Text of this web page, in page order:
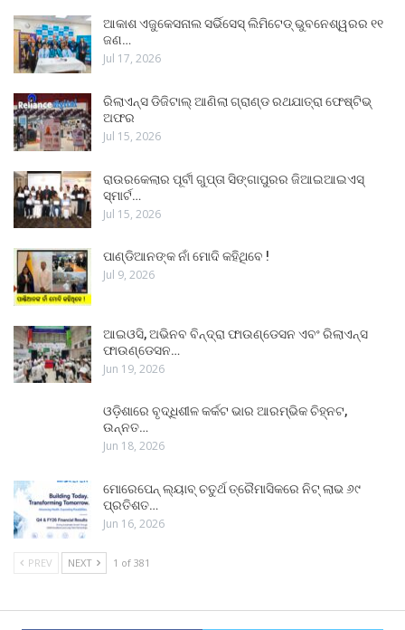
ଆକାଶ ଏଜୁକେସନାଲ ସର୍ଭିସେସ୍ ଲିମିଟେଡ୍ ଭୁବନେଶ୍ୱରର ୧୧
ଜଣ…
Jul 17, 2026
ରିଲାଏନ୍ସ ଡିଜିଟାଲ୍ ଆଣିଲା ଗ୍ରାଣ୍ଡ ରଥଯାତ୍ରା ଫେଷ୍ଟିଭ୍
ଅଫର
Jul 15, 2026
ରାଉରକେଲାର ପୂର୍ବୀ ଗୁପ୍ତା ସିଙ୍ଗାପୁରର ଜିଆଇଆଇଏସ୍
ସ୍ମାର୍ଟ…
Jul 15, 2026
ପାଣ୍ଡିଆନଙ୍କ ନାଁ ମୋଦି କହିଥିବେ !
Jul 9, 2026
ଆଇଓସି, ଅଭିନବ ବିନ୍ଦ୍ରା ଫାଉଣ୍ଡେସନ ଏବଂ ରିଲାଏନ୍ସ
ଫାଉଣ୍ଡେସନ…
Jun 19, 2026
ଓଡ଼ିଶାରେ ବୃଦ୍ଧିଶୀଳ କର୍କଟ ଭାର ଆରମ୍ଭିକ ଚିହ୍ନଟ,
ଉନ୍ନତ…
Jun 18, 2026
ମୋରେପେନ୍ ଲ୍ୟାବ୍ ଚତୁର୍ଥ ତ୍ରୈମାସିକରେ ନିଟ୍ ଲାଭ ୬୯
ପ୍ରତିଶତ…
Jun 16, 2026
PREV NEXT 1 of 381